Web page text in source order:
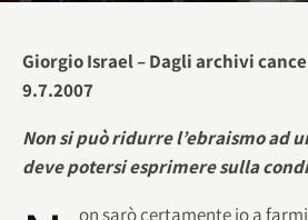
Giorgio Israel – Dagli archivi
9.7.2007
Non si può ridurre l’ebraismo ad
deve potersi esprimere sulla
on sarò certamente io a